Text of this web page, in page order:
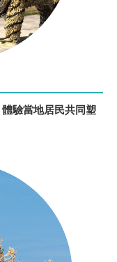
驗當地居民共同塑